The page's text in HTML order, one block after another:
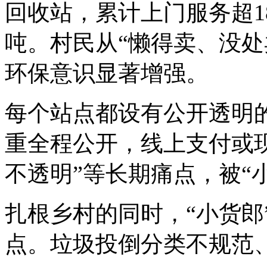
回收站，累计上门服务超
吨。村民从“懒得卖、没
环保意识显著增强。
每个站点都设有公开透明
重全程公开，线上支付或
不透明”等长期痛点，被“
扎根乡村的同时，“小货
点。垃圾投倒分类不规范